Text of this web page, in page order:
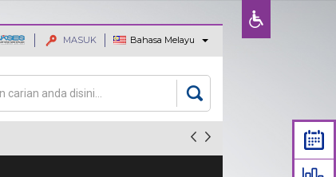
MASUK Bahasa Melayu
carian